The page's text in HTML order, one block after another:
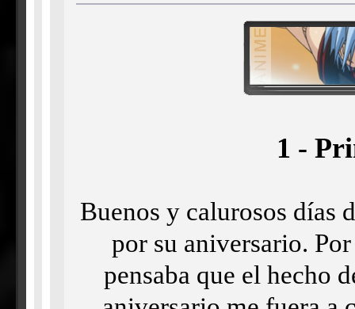
1 -
Buenos y calurosos días
por su aniversario.
pensaba que el hecho